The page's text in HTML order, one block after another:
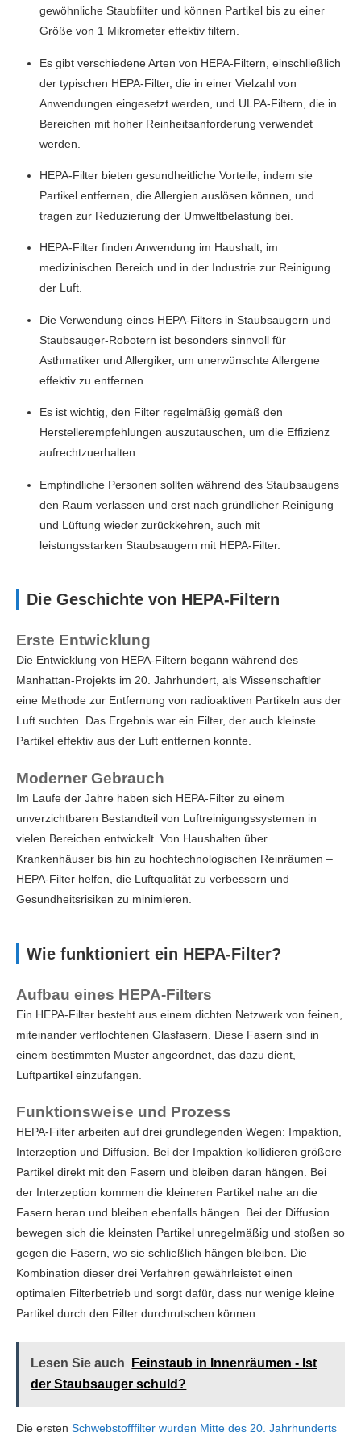
gewöhnliche Staubfilter und können Partikel bis zu einer
Größe von 1 Mikrometer effektiv filtern.
Es gibt verschiedene Arten von HEPA-Filtern, einschließlich
der typischen HEPA-Filter, die in einer Vielzahl von
Anwendungen eingesetzt werden, und ULPA-Filtern, die in
Bereichen mit hoher Reinheitsanforderung verwendet
werden.
HEPA-Filter bieten gesundheitliche Vorteile, indem sie
Partikel entfernen, die Allergien auslösen können, und
tragen zur Reduzierung der Umweltbelastung bei.
HEPA-Filter finden Anwendung im Haushalt, im
medizinischen Bereich und in der Industrie zur Reinigung
der Luft.
Die Verwendung eines HEPA-Filters in Staubsaugern und
Staubsauger-Robotern ist besonders sinnvoll für
Asthmatiker und Allergiker, um unerwünschte Allergene
effektiv zu entfernen.
Es ist wichtig, den Filter regelmäßig gemäß den
Herstellerempfehlungen auszutauschen, um die Effizienz
aufrechtzuerhalten.
Empfindliche Personen sollten während des Staubsaugens
den Raum verlassen und erst nach gründlicher Reinigung
und Lüftung wieder zurückkehren, auch mit
leistungsstarken Staubsaugern mit HEPA-Filter.
Die Geschichte von HEPA-Filtern
Erste Entwicklung
Die Entwicklung von HEPA-Filtern begann während des
Manhattan-Projekts im 20. Jahrhundert, als Wissenschaftler
eine Methode zur Entfernung von radioaktiven Partikeln aus der
Luft suchten. Das Ergebnis war ein Filter, der auch kleinste
Partikel effektiv aus der Luft entfernen konnte.
Moderner Gebrauch
Im Laufe der Jahre haben sich HEPA-Filter zu einem
unverzichtbaren Bestandteil von Luftreinigungssystemen in
vielen Bereichen entwickelt. Von Haushalten über
Krankenhäuser bis hin zu hochtechnologischen Reinräumen –
HEPA-Filter helfen, die Luftqualität zu verbessern und
Gesundheitsrisiken zu minimieren.
Wie funktioniert ein HEPA-Filter?
Aufbau eines HEPA-Filters
Ein HEPA-Filter besteht aus einem dichten Netzwerk von feinen,
miteinander verflochtenen Glasfasern. Diese Fasern sind in
einem bestimmten Muster angeordnet, das dazu dient,
Luftpartikel einzufangen.
Funktionsweise und Prozess
HEPA-Filter arbeiten auf drei grundlegenden Wegen: Impaktion,
Interzeption und Diffusion. Bei der Impaktion kollidieren größere
Partikel direkt mit den Fasern und bleiben daran hängen. Bei
der Interzeption kommen die kleineren Partikel nahe an die
Fasern heran und bleiben ebenfalls hängen. Bei der Diffusion
bewegen sich die kleinsten Partikel unregelmäßig und stoßen so
gegen die Fasern, wo sie schließlich hängen bleiben. Die
Kombination dieser drei Verfahren gewährleistet einen
optimalen Filterbetrieb und sorgt dafür, dass nur wenige kleine
Partikel durch den Filter durchrutschen können.
Lesen Sie auch
Feinstaub in Innenräumen - Ist
der Staubsauger schuld?
Die ersten Schwebstofffilter wurden Mitte des 20. Jahrhunderts